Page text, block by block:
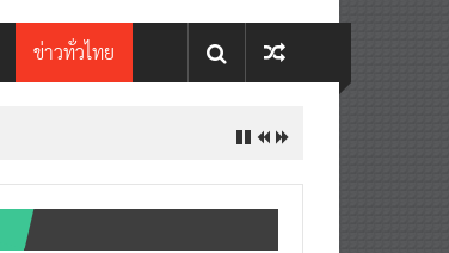
ข่าวทั่วไทย